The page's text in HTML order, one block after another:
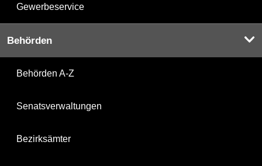
Gewerbeservice
Behörden
Behörden A-Z
Senatsverwaltungen
Bezirksämter